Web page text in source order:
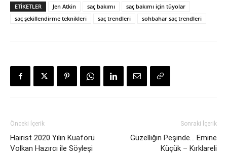
ETIKETLER Jen Atkin saç bakımı
saç bakımı için tüyolar
saç şekillendirme teknikleri
saç trendleri sohbahar saç trendleri
Önceki İçerik
Hairist 2020 Yılın Kuaförü
Volkan Hazırcı ile Söyleşi
Sonraki İçerik
Güzelliğin Peşinde… Emine
Küçük – Kırklareli